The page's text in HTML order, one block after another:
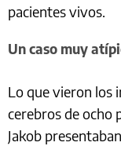
pacientes vivos.
Un caso muy
Lo que vieron los
cerebros de ocho
Jakob